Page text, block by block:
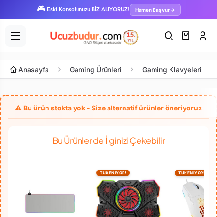
🎮 Eski Konsolunuzu BİZ ALIYORUZ! Hemen Başvur →
Anasayfa Gaming Ürünleri Gaming Klavyeleri
Bu Ürünler de İlginizi Çekebilir
TÜKENİYOR! TÜKENİYOR!